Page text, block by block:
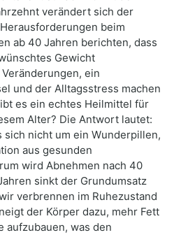
verändert sich der
beim
ab 40 Jahren berichten, dass
Gewicht
ein
und der Alltagsstress machen
es ein echtes Heilmittel für
Alter? Die Antwort lautet:
nicht um ein Wunderpillen,
aus gesunden
wird Abnehmen nach 40
sinkt der Grundumsatz
verbrennen im Ruhezustand
der Körper dazu, mehr Fett
aufzubauen, was den